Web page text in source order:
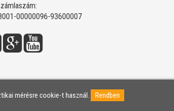
00000096-93600007
mérésre cookie-t használ. Rendben